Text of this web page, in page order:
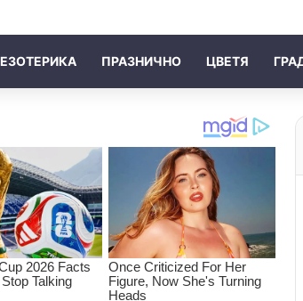
ЕЗОТЕРИКА ПРАЗНИЧНО ЦВЕТЯ